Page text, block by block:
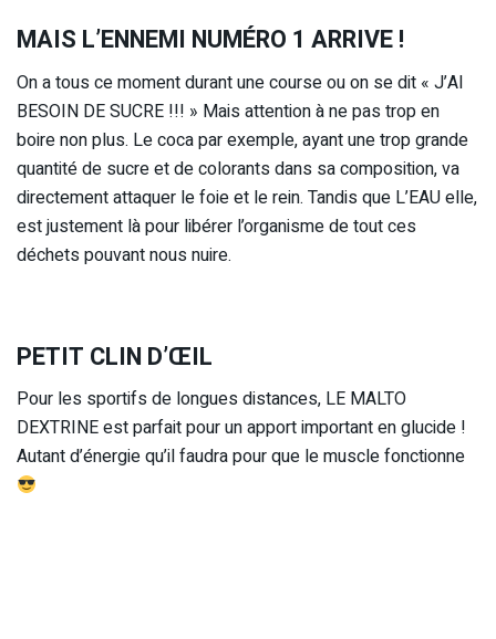
MAIS L’ENNEMI NUMÉRO 1 ARRIVE !
On a tous ce moment durant une course ou on se dit « J’AI
BESOIN DE SUCRE !!! » Mais attention à ne pas trop en
boire non plus. Le coca par exemple, ayant une trop grande
quantité de sucre et de colorants dans sa composition, va
directement attaquer le foie et le rein. Tandis que L’EAU elle,
est justement là pour libérer l’organisme de tout ces
déchets pouvant nous nuire.
PETIT CLIN D’ŒIL
Pour les sportifs de longues distances, LE MALTO
DEXTRINE est parfait pour un apport important en glucide !
Autant d’énergie qu’il faudra pour que le muscle fonctionne